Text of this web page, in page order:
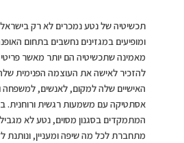
תכשיטיה של נטע נמכרים לא רק
ומופיעים במגזינים נחשבים בתחום
מאמינה שתכשיטיה הם יותר מאשר
להזכיר לאישה את העוצמה הפנימית
האישיים שלה למקום, לאנשים, למשפחה
אסתטיקה עם משמעות רגשית ורוחנית.
המתמקדים בסגנון מסוים, נטע לא
מתחברת לכל מה שיפה ומעניין, ונותנת